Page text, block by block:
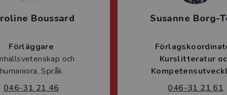
Boussard
Förläggare
och
humaniora, Språk
046-31 21 46
Susanne Borg-
Kurslitteratur
046-31 21 61